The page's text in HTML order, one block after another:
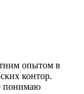
опытом в
контор.
понимаю